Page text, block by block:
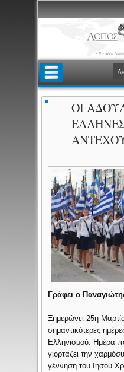
ΟΙ
Γράφει ο
Ξημερώνει 25η
σημαντικότερες
Ελληνισμού. Ημέρα
γιορτάζει την
γέννηση του Ιησού